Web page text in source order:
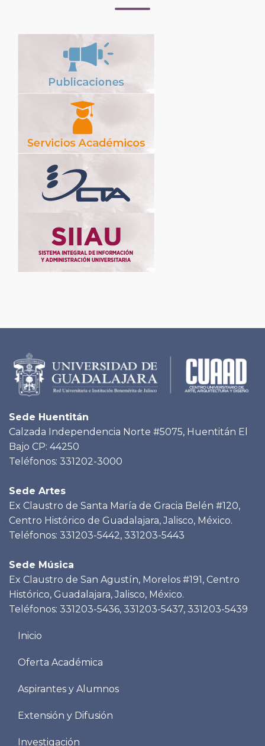
Sede Huentitán
Calzada Independencia Norte #5075, Huentitán El
Bajo CP: 44250
Teléfonos: 331202-3000
Sede Artes
Ex Claustro de Santa María de Gracia Belén #120,
Centro Histórico de Guadalajara, Jalisco, México.
Teléfonos: 331203-5442, 331203-5443
Sede Música
Ex Claustro de San Agustín, Morelos #191, Centro
Histórico, Guadalajara, Jalisco, México.
Teléfonos: 331203-5436, 331203-5437, 331203-5439
Menu
Inicio
Oferta Académica
Aspirantes y Alumnos
Extensión y Difusión
Investigación